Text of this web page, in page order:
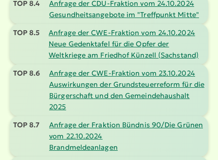
TOP 8.4
Anfrage der CDU-Fraktion vom 24.10.2024
Gesund­heits­an­gebote im "Treffpunkt Mitte"
TOP 8.5
Anfrage der CWE-Fraktion vom 24.10.2024
Neue Gedenktafel für die Opfer der
Weltkriege am Friedhof Künzell (Sachstand)
TOP 8.6
Anfrage der CWE-Fraktion vom 23.10.2024
Auswir­kungen der Grund­steu­er­reform für die
Bürger­schaft und den Gemein­de­haushalt
2025
TOP 8.7
Anfrage der Fraktion Bündnis 90/Die Grünen
vom 22.10.2024
Brand­mel­de­an­lagen